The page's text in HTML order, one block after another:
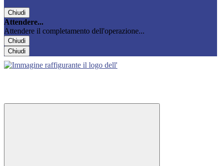
Chiudi
Attendere...
Attendere il completamento dell'operazione...
Chiudi
Chiudi